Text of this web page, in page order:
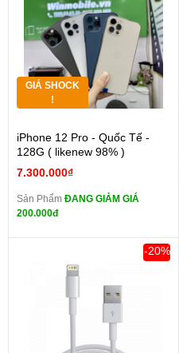
GIÁ SHOCK
!
iPhone 12 Pro - Quốc Tế -
128G ( likenew 98% )
7.300.000₫
Sản Phẩm ĐANG GIẢM GIÁ
200.000đ
-20%